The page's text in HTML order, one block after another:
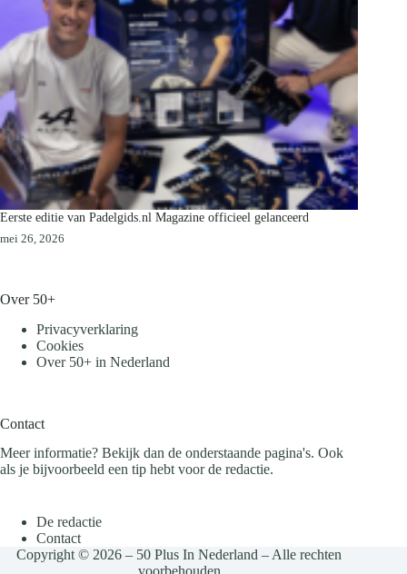
Eerste editie van Padelgids.nl Magazine officieel gelanceerd
mei 26, 2026
Over 50+
Privacyverklaring
Cookies
Over 50+ in Nederland
Contact
Meer informatie? Bekijk dan de onderstaande pagina's. Ook
als je bijvoorbeeld een tip hebt voor de redactie.
De redactie
Contact
Copyright © 2026 – 50 Plus In Nederland – Alle rechten